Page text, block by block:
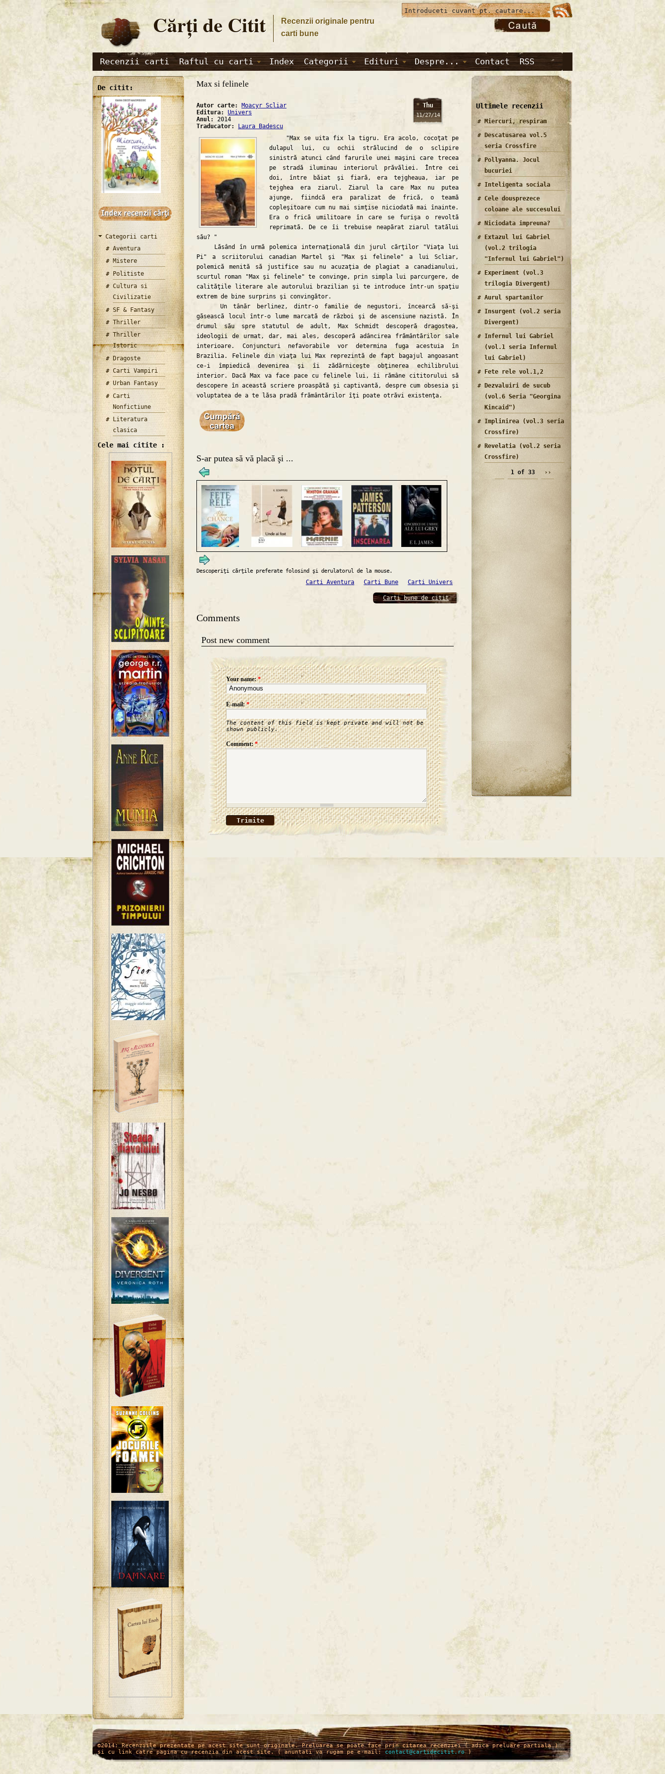
Cărţi de Citit
Recenzii originale pentru
carti bune
Recenzii carti Raftul cu carti Index Categorii Edituri Despre... Contact RSS
De citit:
Categorii carti
Aventura
Mistere
Politiste
Cultura si
Civilizatie
SF & Fantasy
Thriller
Thriller
Istoric
Dragoste
Carti Vampiri
Urban Fantasy
Carti
Nonfictiune
Literatura
clasica
Cele mai citite :
Max si felinele
Thu
11/27/14
Autor carte: Moacyr Scliar
Editura: Univers
Anul: 2014
Traducator:
Laura Badescu
"Max se uita fix la tigru. Era acolo, cocoţat pe
dulapul lui, cu ochii strălucind de o sclipire
sinistră atunci când farurile unei maşini care trecea
pe stradă iluminau interiorul prăvăliei. Între cei
doi, între băiat şi fiară, era tejgheaua, iar pe
tejghea era ziarul. Ziarul la care Max nu putea
ajunge, fiindcă era paralizat de frică, o teamă
copleşitoare cum nu mai simţise niciodată mai înainte.
Era o frică umilitoare în care se furişa o revoltă
reprimată. De ce îi trebuise neapărat ziarul tatălui
său? "
Lăsând în urmă polemica internaţională din jurul cărţilor "Viaţa lui
Pi" a scriitorului canadian Martel şi "Max şi felinele" a lui Scliar,
polemică menită să justifice sau nu acuzaţia de plagiat a canadianului,
scurtul roman "Max şi felinele" te convinge, prin simpla lui parcurgere, de
calităţile literare ale autorului brazilian şi te introduce într-un spaţiu
extrem de bine surprins şi convingător.
Un tânăr berlinez, dintr-o familie de negustori, încearcă să-şi
găsească locul într-o lume marcată de război şi de ascensiune nazistă. În
drumul său spre statutul de adult, Max Schmidt descoperă dragostea,
ideologii de urmat, dar, mai ales, descoperă adâncirea frământărilor sale
interioare. Conjuncturi nefavorabile vor determina fuga acestuia în
Brazilia. Felinele din viaţa lui Max reprezintă de fapt bagajul angoasant
ce-i împiedică devenirea şi îi zădărniceşte obţinerea echilibrului
interior. Dacă Max va face pace cu felinele lui, îi rămâne cititorului să
descopere în această scriere proaspătă şi captivantă, despre cum obsesia şi
voluptatea de a te lăsa pradă frământărilor îţi poate otrăvi existenţa.
S-ar putea să vă placă şi ...
Descoperiţi cărţile preferate folosind şi derulatorul de la mouse.
Carti Aventura Carti Bune Carti Univers
Carti bune de citit
Comments
Post new comment
Your name:*
E-mail:*
The content of this field is kept private and will not be
shown publicly.
Comment:*
Ultimele recenzii
Miercuri, respiram
Descatusarea vol.5
seria Crossfire
Pollyanna. Jocul
bucuriei
Inteligenta sociala
Cele dousprezece
coloane ale succesului
Niciodata impreuna?
Extazul lui Gabriel
(vol.2 trilogia
"Infernul lui Gabriel")
Experiment (vol.3
trilogia Divergent)
Aurul spartanilor
Insurgent (vol.2 seria
Divergent)
Infernul lui Gabriel
(vol.1 seria Infernul
lui Gabriel)
Fete rele vol.1,2
Dezvaluiri de sucub
(vol.6 Seria "Georgina
Kincaid")
Implinirea (vol.3 seria
Crossfire)
Revelatia (vol.2 seria
Crossfire)
1 of 33 ››
/* */
©2014: Recenziile prezentate pe acest site sunt originale. Preluarea se poate face prin citarea recenziei ( adica preluare partiala )
si cu link catre pagina cu recenzia din acest site. ( anuntati va rugam pe e-mail:contact@cartidecitit.ro)